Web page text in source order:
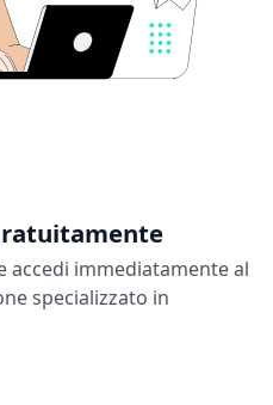
accedi immediatamente al
specializzato in